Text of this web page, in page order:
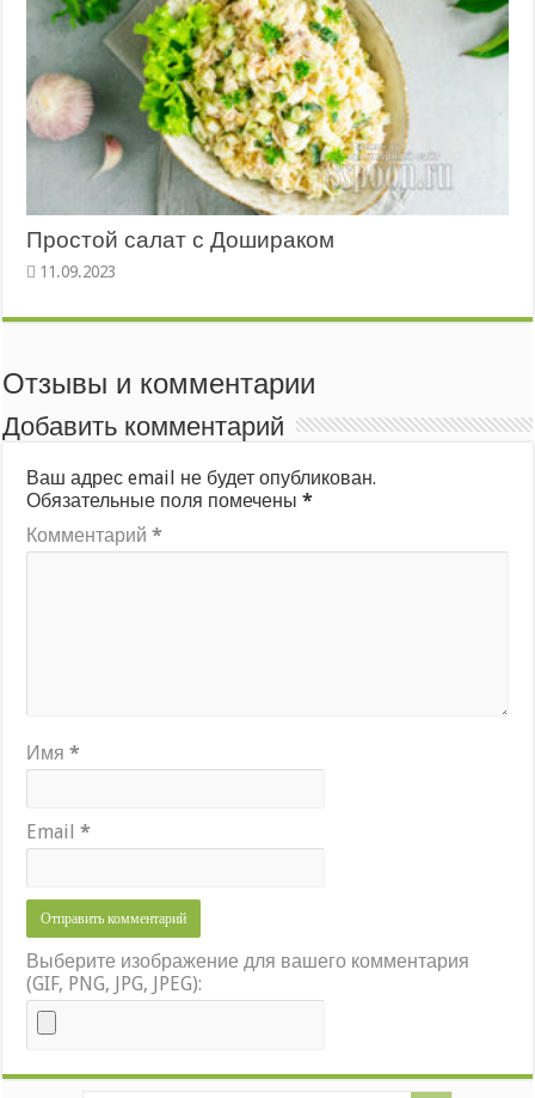
Простой салат с Дошираком
Отзывы и комментарии
Добавить комментарий
Ваш адрес email не будет опубликован.
Обязательные поля помечены*
Комментарий*
Имя*
Email*
Выберите изображение для вашего комментария
(GIF, PNG, JPG, JPEG):